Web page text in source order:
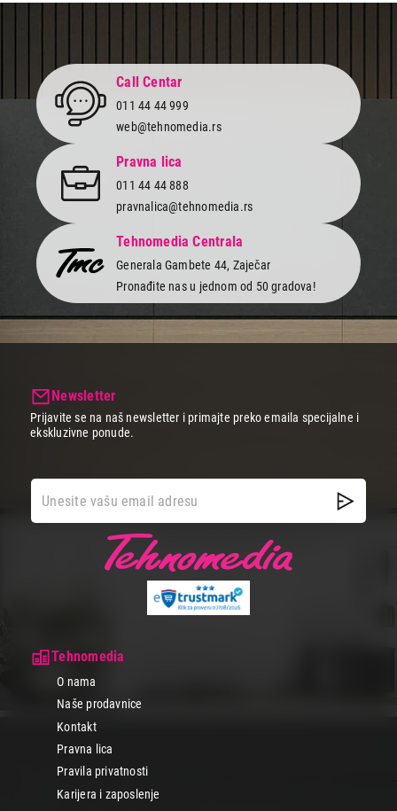
Call Centar
011 44 44 999
web@tehnomedia.rs
Pravna lica
011 44 44 888
pravnalica@tehnomedia.rs
Tehnomedia Centrala
Generala Gambete 44, Zaječar
Pronađite nas u jednom od 50 gradova!
Tehnomedia
O nama
Naše prodavnice
Kontakt
Pravna lica
Pravila privatnosti
Karijera i zaposlenje
Newsletter
Prijavite se na naš newsletter i primajte preko emaila specijalne i
ekskluzivne ponude.